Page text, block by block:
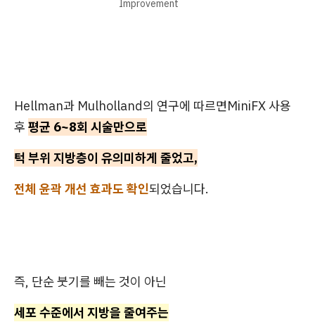
Improvement
Hellman과 Mulholland의 연구에 따르면MiniFX 사용
후 평균 6~8회 시술만으로
턱 부위 지방층이 유의미하게 줄었고,
전체 윤곽 개선 효과도 확인되었습니다.
즉, 단순 붓기를 빼는 것이 아닌
세포 수준에서 지방을 줄여주는